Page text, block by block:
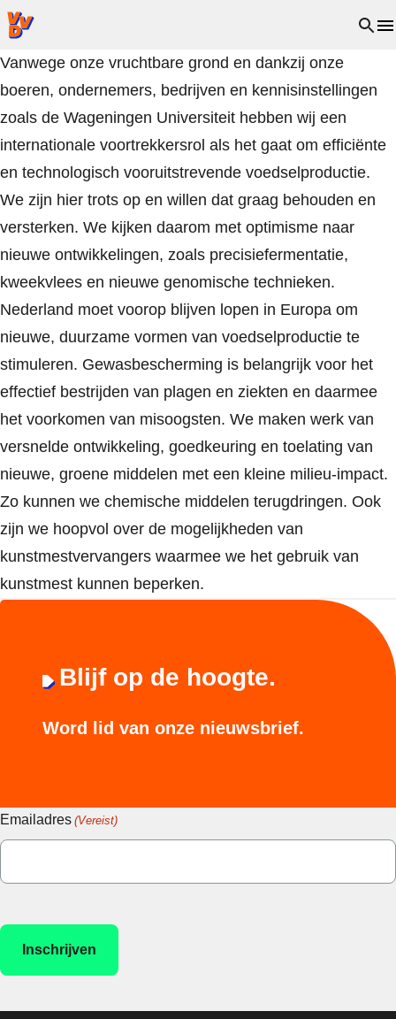
VVD.nl - Ga naar de homepage Open
Vanwege onze vruchtbare grond en dankzij onze
boeren, ondernemers, bedrijven en kennisinstellingen
zoals de Wageningen Universiteit hebben wij een
internationale voortrekkersrol als het gaat om efficiënte
en technologisch vooruitstrevende voedselproductie.
We zijn hier trots op en willen dat graag behouden en
versterken. We kijken daarom met optimisme naar
nieuwe ontwikkelingen, zoals precisiefermentatie,
kweekvlees en nieuwe genomische technieken.
Nederland moet voorop blijven lopen in Europa om
nieuwe, duurzame vormen van voedselproductie te
stimuleren. Gewasbescherming is belangrijk voor het
effectief bestrijden van plagen en ziekten en daarmee
het voorkomen van misoogsten. We maken werk van
versnelde ontwikkeling, goedkeuring en toelating van
nieuwe, groene middelen met een kleine milieu-impact.
Zo kunnen we chemische middelen terugdringen. Ook
zijn we hoopvol over de mogelijkheden van
kunstmestvervangers waarmee we het gebruik van
kunstmest kunnen beperken.
Blijf op de hoogte.
Word lid van onze nieuwsbrief.
Emailadres (Vereist)